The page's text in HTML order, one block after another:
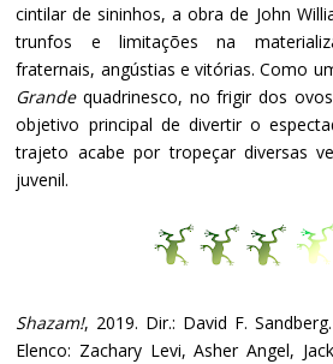
cintilar de sininhos, a obra de John
trunfos e limitações na
fraternais, angústias e vitórias. Como
Grandequadrinesco, no frigir dos
objetivo principal de divertir o
trajeto acabe por tropeçar diversas
juvenil.
Shazam!, 2019. Dir.: David F.
Elenco: Zachary Levi, Asher Angel,